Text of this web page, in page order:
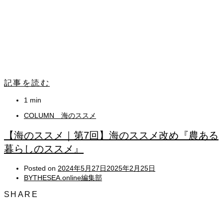
記事を読む
1 min
COLUMN 海のススメ
【海のススメ｜第7回】海のススメ改め『農ある
暮らしのススメ』
Posted on 2024年5月27日2025年2月25日
BYTHESEA.online編集部
SHARE